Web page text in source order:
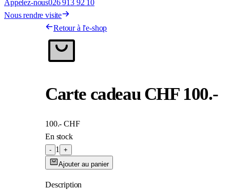
Appelez-nous026 913 92 10
Nous rendre visite
Retour à l'e-shop
Carte cadeau CHF 100.-
100.- CHF
En stock
- 1
+
Ajouter au panier
Description